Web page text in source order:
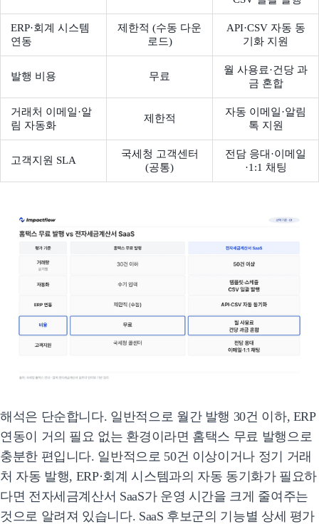
ERP·회계 시스템
연동
제한적 (수동 다운
로드)
API·CSV 자동 동
기화 지원
발행 비용 무료
월 사용료·건당 과
금 혼합
거래처 이메일·알
림 자동화
제한적
자동 이메일·알림
톡 지원
고객지원 SLA
국세청 고객센터
(공통)
전담 응대·이메일
·1:1 채팅
해석은 단순합니다. 일반적으로 월간 발행 30건 이하, ERP
연동이 거의 필요 없는 환경이라면 홈택스 무료 발행으로
충분한 편입니다. 일반적으로 50건 이상이거나 정기 거래
처 자동 발행, ERP·회계 시스템과의 자동 동기화가 필요하
다면 전자세금계산서 SaaS가 운영 시간을 크게 줄여주는
것으로 알려져 있습니다. SaaS 후보군의 기능별 상세 평가